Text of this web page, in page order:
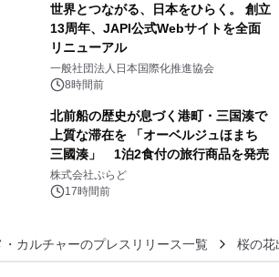
世界とつながる、日本をひらく。 創立
13周年、JAPI公式Webサイトを全面
リニューアル
一般社団法人日本国際化推進協会
8時間前
北前船の歴史が息づく港町・三国湊で
上質な滞在を 「オーベルジュほまち
三國湊」 1泊2食付の旅行商品を発売
株式会社ぷらど
17時間前
・カルチャーのプレスリリース一覧 桜の花